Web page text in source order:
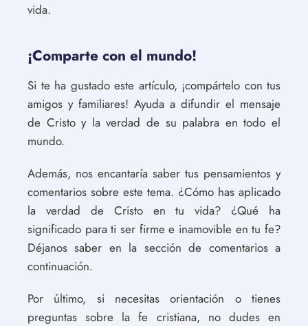
vida.
¡Comparte con el mundo!
Si te ha gustado este artículo, ¡compártelo con tus
amigos y familiares! Ayuda a difundir el mensaje
de Cristo y la verdad de su palabra en todo el
mundo.
Además, nos encantaría saber tus pensamientos y
comentarios sobre este tema. ¿Cómo has aplicado
la verdad de Cristo en tu vida? ¿Qué ha
significado para ti ser firme e inamovible en tu fe?
Déjanos saber en la sección de comentarios a
continuación.
Por último, si necesitas orientación o tienes
preguntas sobre la fe cristiana, no dudes en